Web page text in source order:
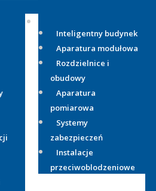
Inteligentny budynek
Aparatura modułowa
Rozdzielnice i
obudowy
Aparatura
pomiarowa
Systemy
zabezpieczeń
Instalacje
przeciwoblodzeniowe